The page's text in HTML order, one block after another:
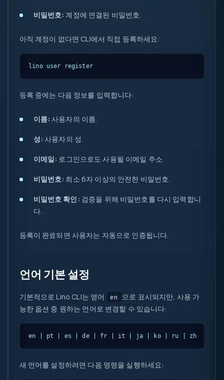
비밀번호: 계정에 연결된 비밀번호.
아직 계정이 없다면 CLI에서 직접 등록하세요:
lino user register
등록 중에는 다음 정보를 입력합니다:
이름: 사용자의 이름.
성: 사용자의 성.
이메일: 로그인으로도 사용될 이메일 주소.
비밀번호: 최소 6자 이상의 안전한 비밀번호.
비밀번호 확인: 검증을 위해 비밀번호를 다시 입력합니
다.
등록이 완료되면 사용자는 자동으로 인증됩니다.
언어 기본 설정
기본적으로 Lino CLI는 영어 en
으로 표시되지만, 사용 가
능한 옵션 중 원하는 언어로 변경할 수 있습니다:
en | pt | es | de | fr | it | ja | ko | ru | zh
새 언어를 설정하려면 다음 명령을 실행하세요: